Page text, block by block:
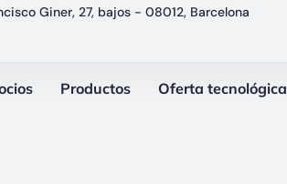
Giner, 27, bajos - 08012, Barcelona
Productos Oferta tecnológica